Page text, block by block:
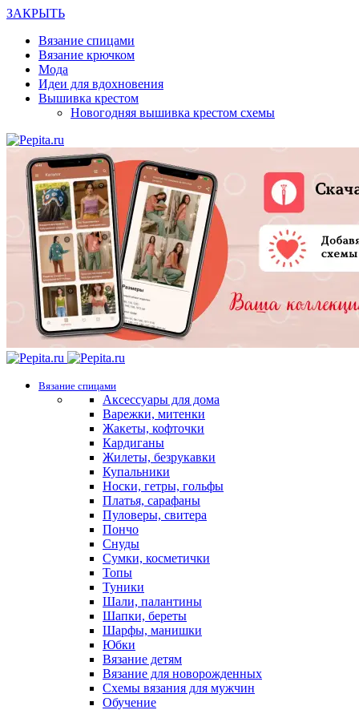
ЗАКРЫТЬ
Вязание спицами
Вязание крючком
Мода
Идеи для вдохновения
Вышивка крестом
Новогодняя вышивка крестом схемы
Вязание спицами
Аксессуары для дома
Варежки, митенки
Жакеты, кофточки
Кардиганы
Жилеты, безрукавки
Купальники
Носки, гетры, гольфы
Платья, сарафаны
Пуловеры, свитера
Пончо
Снуды
Сумки, косметички
Топы
Туники
Шали, палантины
Шапки, береты
Шарфы, манишки
Юбки
Вязание детям
Вязание для новорожденных
Схемы вязания для мужчин
Обучение